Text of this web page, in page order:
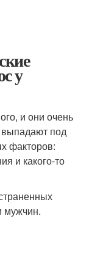
у
и они очень
выпадают под
факторов:
и какого-то
мужчин.